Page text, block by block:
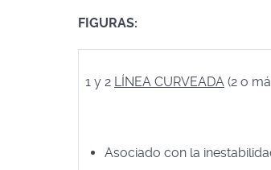
FIGURAS:
1 y 2 LÍNEA CURVEADA (2 o
Asociado con la